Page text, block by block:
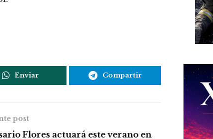
Enviar Compartir
post
Flores actuará este verano en